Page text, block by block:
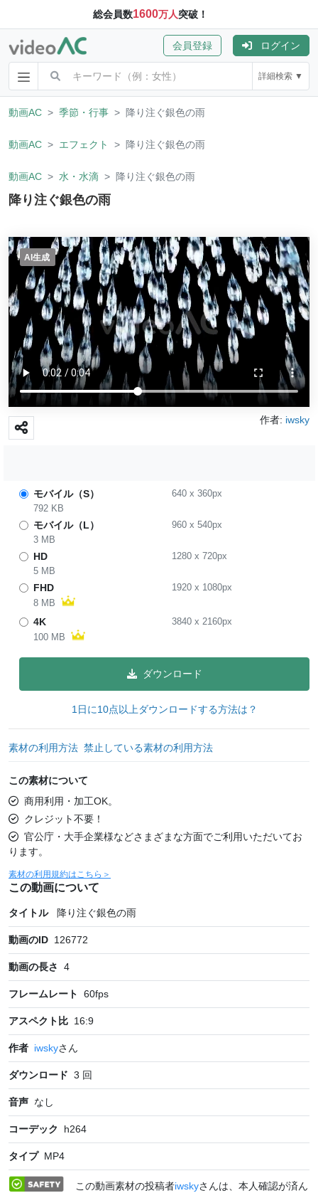
総会員数1600万人突破！
会員登録 ログイン
詳細検索 ▼
動画AC 季節・行事 降り注ぐ銀色の雨
動画AC エフェクト 降り注ぐ銀色の雨
動画AC 水・水滴 降り注ぐ銀色の雨
降り注ぐ銀色の雨
AI生成
作者: iwsky
モバイル（S） 640x 360px
792 KB
モバイル（L） 960x 540px
3 MB
HD 1280x 720px
5 MB
FHD 1920x 1080px
8 MB
4K 3840x 2160px
100 MB
ダウンロード
1日に10点以上ダウンロードする方法は？
素材の利用方法 禁止している素材の利用方法
この素材について
商用利用・加工OK。
クレジット不要！
官公庁・大手企業様などさまざまな方面でご利用いただいてお
ります。
素材の利用規約はこちら＞
この動画について
タイトル 降り注ぐ銀色の雨
動画のID 126772
動画の長さ 4
フレームレート 60fps
アスペクト比 16:9
作者 iwskyさん
ダウンロード 3 回
音声 なし
コーデック h264
タイプ MP4
この動画素材の投稿者iwskyさんは、本人確認が済ん